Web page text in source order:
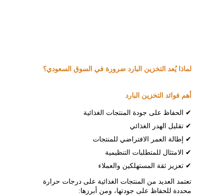
لماذا يُعد التخزين البارد ضرورة في السوق السعودي؟
تعتمد العديد من المنتجات الغذائية على درجات حرارة
محددة للحفاظ على جودتها، ومن أبرزها:
أهم فوائد التخزين البارد
✔ الحفاظ على جودة المنتجات الغذائية
✔ تقليل الهدر الغذائي
✔ إطالة العمر الافتراضي للمنتجات
✔ الامتثال للمتطلبات التنظيمية
✔ تعزيز ثقة المستهلكين والعملاء